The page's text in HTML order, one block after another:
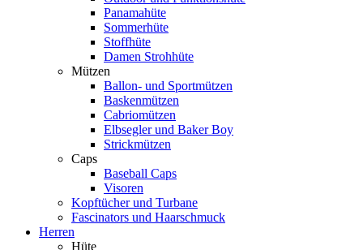
Panamahüte
Sommerhüte
Stoffhüte
Damen Strohhüte
Mützen
Ballon- und Sportmützen
Baskenmützen
Cabriomützen
Elbsegler und Baker Boy
Strickmützen
Caps
Baseball Caps
Visoren
Kopftücher und Turbane
Fascinators und Haarschmuck
Herren
Hüte